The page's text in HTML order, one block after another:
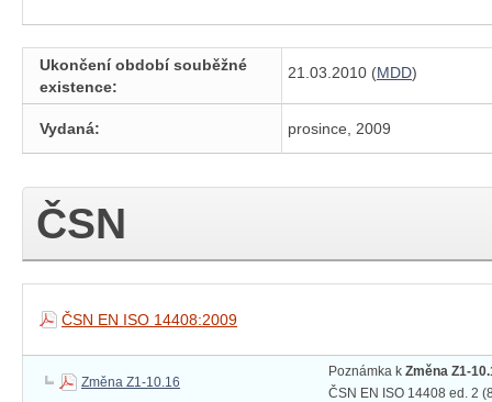
Ukončení období souběžné
existence:
21.03.2010 (MDD)
Vydaná: prosince, 2009
ČSN
ČSN EN ISO 14408:2009
Změna Z1-10.16
Poznámka k Změna Z1-
ČSN EN ISO 14408 ed. 2